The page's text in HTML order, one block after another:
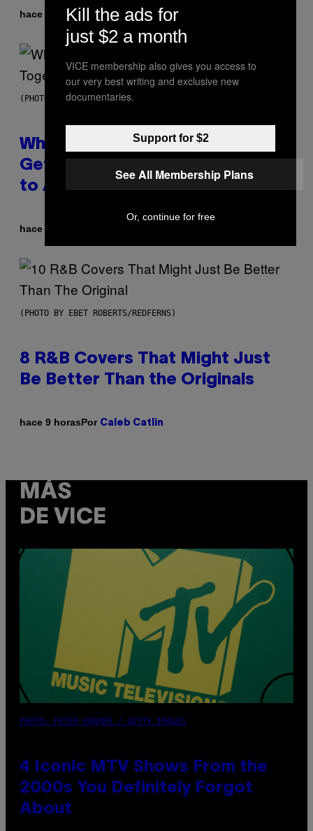
hace 7 horas Por Luis Prada
(PHOTO BY NOAM GALAI/GETTY IMAGES FOR TRIBECA FESTIVAL)
Why A$AP Mob Will Never Fully
Get Back Together, According
to A$AP Rocky
hace 8 horas
(PHOTO BY EBET ROBERTS/REDFERNS)
8 R&B Covers That Might Just
Be Better Than the Originals
hace 9 horasPor Caleb Catlin
MÁS
DE VICE
PHOTO: PETER KRAMER / GETTY IMAGES
4 Iconic MTV Shows From the
2000s You Definitely Forgot
About
Kill the ads for
just $2 a month
VICE membership also gives you access to
our very best writing and exclusive new
documentaries.
Support for $2
See All Membership Plans
Or, continue for free